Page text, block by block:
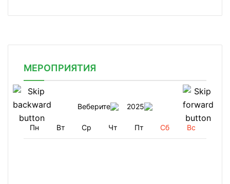
МЕРОПРИЯТИЯ
Веберите 2025
Пн Вт Ср Чт Пт Сб Вс